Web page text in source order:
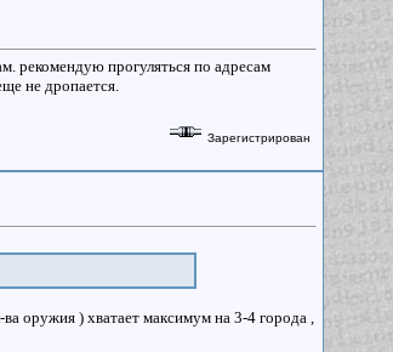
рекомендую прогуляться по адресам
не дропается.
Зарегистрирован
оружия ) хватает максимум на 3-4 города ,